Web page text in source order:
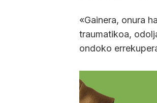
«Gainera, onura
traumatikoa,
ondoko